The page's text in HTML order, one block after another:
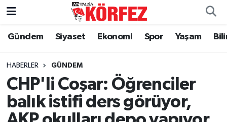
Gündem Siyaset Ekonomi Spor Yaşam
HABERLER GÜNDEM
CHP'li Coşar: Öğrenciler
balık istifi ders görüyor,
Gündem
Siyaset
Yerel Yönetim
Ekonomi
Nöbetçi Eczaneler
Hava Durumu
Trafik Durumu
Süper Lig Puan Durumu ve Fikstür